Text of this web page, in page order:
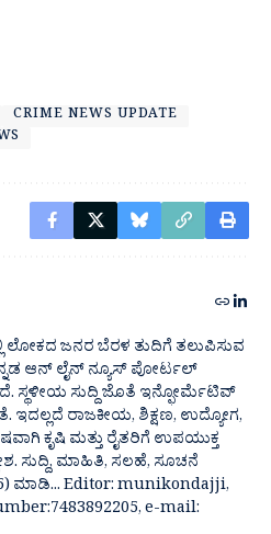
CRIME NEWS UPDATE
ಲೋಕದ ಜನರ ಬೆರಳ ತುದಿಗೆ ತಲುಪಿಸುವ
ಆನ್ ಲೈನ್ ನ್ಯೂಸ್ ಪೋರ್ಟಲ್
ಸ್ಥಳೀಯ ಸುದ್ದಿ ಜೊತೆ ಇನ್ಫೋರ್ಮೆಟಿವ್
ಇದಲ್ಲದೆ ರಾಜಕೀಯ, ಶಿಕ್ಷಣ, ಉದ್ಯೋಗ,
ಕೃಷಿ ಮತ್ತು ರೈತರಿಗೆ ಉಪಯುಕ್ತ
ಸುದ್ದಿ, ಮಾಹಿತಿ, ಸಲಹೆ, ಸೂಚನೆ
ಮಾಡಿ... Editor: munikondajji,
e-mail: